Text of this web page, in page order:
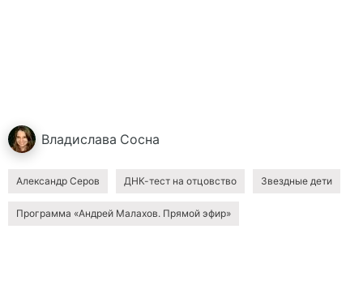
Владислава Сосна
Александр Серов ДНК-тест на отцовство Звездные дети
Программа «Андрей Малахов. Прямой эфир»